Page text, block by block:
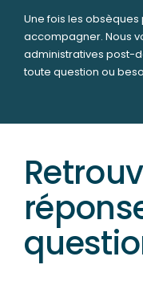
Une fois les
accompagner. Nous
administratives post-
toute question ou